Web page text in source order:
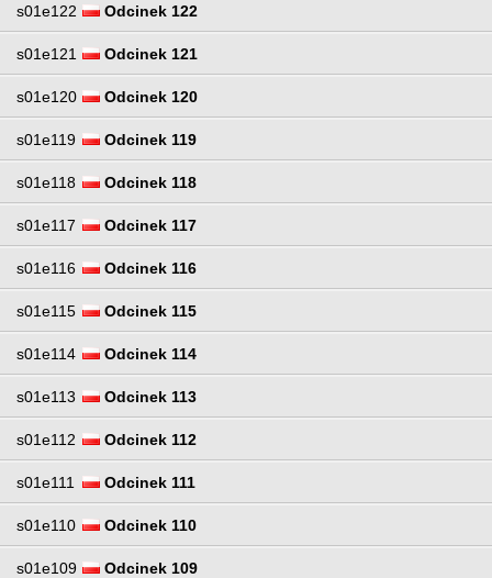
s01e122 Odcinek 122
s01e121 Odcinek 121
s01e120 Odcinek 120
s01e119 Odcinek 119
s01e118 Odcinek 118
s01e117 Odcinek 117
s01e116 Odcinek 116
s01e115 Odcinek 115
s01e114 Odcinek 114
s01e113 Odcinek 113
s01e112 Odcinek 112
s01e111 Odcinek 111
s01e110 Odcinek 110
s01e109 Odcinek 109